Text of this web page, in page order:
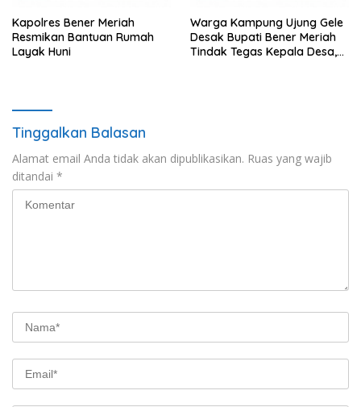
Kapolres Bener Meriah
Resmikan Bantuan Rumah
Layak Huni
Warga Kampung Ujung Gele
Desak Bupati Bener Meriah
Tindak Tegas Kepala Desa,
Tinggalkan Balasan
Alamat email Anda tidak akan dipublikasikan. Ruas yang wajib
ditandai *